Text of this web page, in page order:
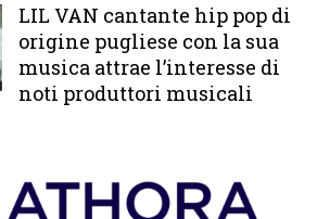
LIL VAN cantante hip pop di
origine pugliese con la sua
musica attrae l’interesse di
noti produttori musicali